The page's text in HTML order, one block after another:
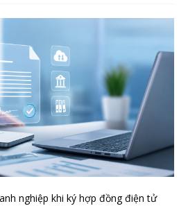
nghiệp khi ký hợp đồng điện tử